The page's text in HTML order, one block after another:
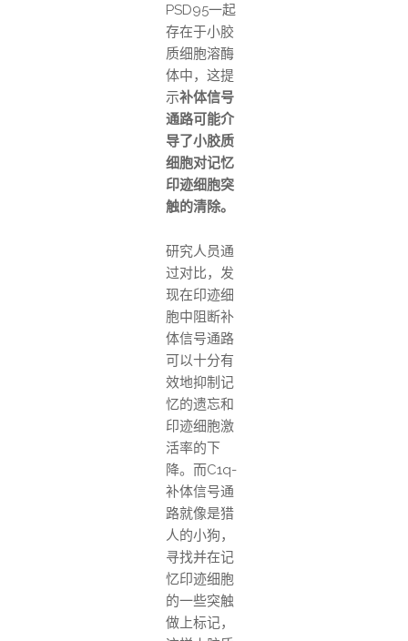
PSD95一起
存在于小胶
质细胞溶酶
体中，这提
示补体信号
通路可能介
导了小胶质
细胞对记忆
印迹细胞突
触的清除。
研究人员通
过对比，发
现在印迹细
胞中阻断补
体信号通路
可以十分有
效地抑制记
忆的遗忘和
印迹细胞激
活率的下
降。而C1q-
补体信号通
路就像是猎
人的小狗，
寻找并在记
忆印迹细胞
的一些突触
做上标记，